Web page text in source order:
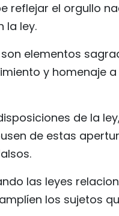
reflejar el orgullo
la ley.
elementos
y homenaje
de la
de estas
las leyes
los sujetos